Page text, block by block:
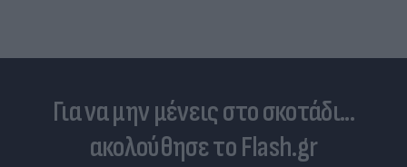
Για να μην μένεις στο σκοτάδι...
ακολούθησε το Flash.gr